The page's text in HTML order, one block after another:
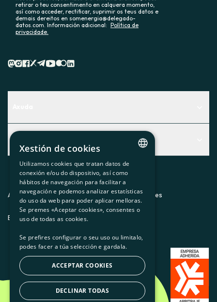
retirar o teu consentimento en calquera momento,
así como acceder, rectificar, suprimir os teus datos e
demais dereitos en somenergia@delegado-
datos.com. Información adicional: Política de
privacidade.
Descubre qué servicio te encaja mejor
Contacto
Actualidad
O recuncho da socia
Prensa
Trabaja con nosotros
Aviso legalPolítica de privacidadPolítica de cookies
ES CAGLEU
CATALAN
SPANISH
GL
Xestión de cookies
Utilizamos cookies que tratan datos de
conexión e/ou do dispositivo, así como
hábitos de navegación para facilitar a
navegación e podemos analizar estatísticas
do uso da web para poder aplicar melloras.
Se premes «Aceptar cookies», consentes o
uso de todas as cookies.
Se prefires configurar o seu uso ou limitalo,
podes facer a túa selección e gardala.
ACCEPTAR COOKIES
DECLINAR TODAS